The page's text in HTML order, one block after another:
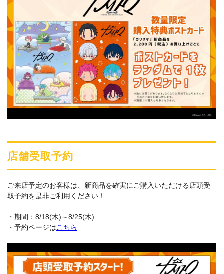
店舗受取予約
ご来店予定のお客様は、新商品を確実にご購入いただける店頭受
取予約を是非ご利用ください！
・期間：8/18(木)～8/25(木)
・予約ページはこちら